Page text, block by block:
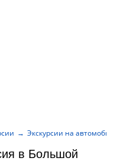
в Большой
Экскурсии на автомобиле